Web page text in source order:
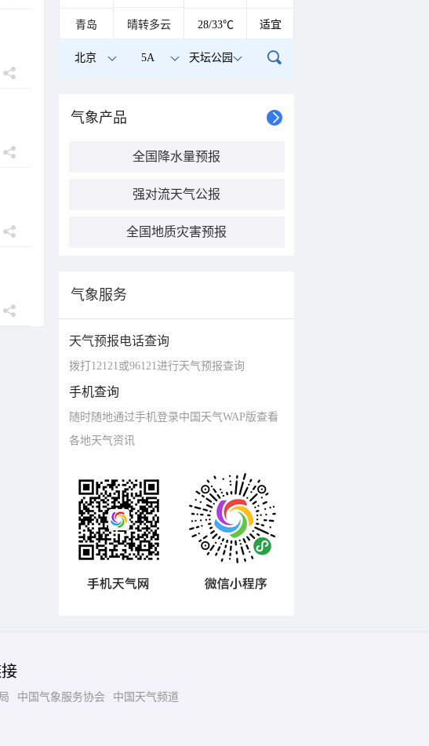
青岛 晴转多云 28/33℃ 适宜
北京 5A 天坛公园
气象产品
全国降水量预报
强对流天气公报
全国地质灾害预报
气象服务
天气预报电话查询
拨打12121或96121进行天气预报查询
手机查询
随时随地通过手机登录中国天气WAP版查看
各地天气资讯
中国气象服务协会 中国天气频道